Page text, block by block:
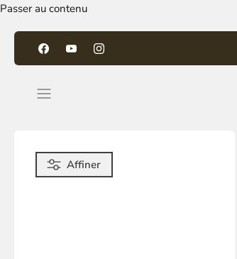
Passer au contenu
Affiner